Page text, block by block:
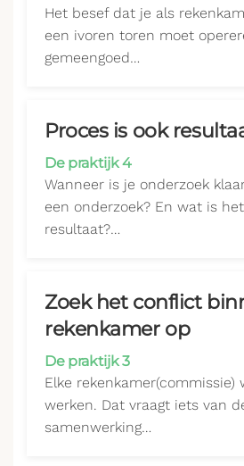
Het besef dat je als
een ivoren toren moet
gemeengoed…
Proces is ook
De praktijk 4
Wanneer is je onderzoek
een onderzoek? En wat is
resultaat?…
Zoek het conflict
rekenkamer op
De praktijk 3
Elke rekenkamer(commissie)
werken. Dat vraagt iets van
samenwerking…